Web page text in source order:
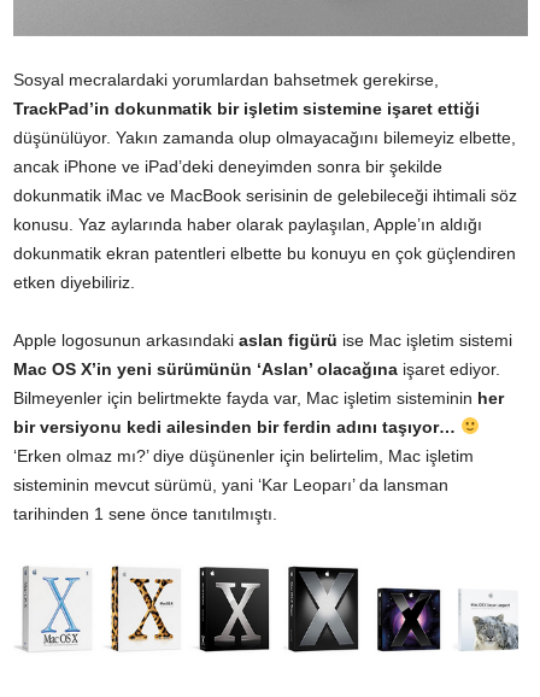
Sosyal mecralardaki yorumlardan bahsetmek gerekirse,
TrackPad’in dokunmatik bir işletim sistemine işaret ettiği
düşünülüyor. Yakın zamanda olup olmayacağını bilemeyiz elbette,
ancak iPhone ve iPad’deki deneyimden sonra bir şekilde
dokunmatik iMac ve MacBook serisinin de gelebileceği ihtimali söz
konusu. Yaz aylarında haber olarak paylaşılan, Apple’ın aldığı
dokunmatik ekran patentleri elbette bu konuyu en çok güçlendiren
etken diyebiliriz.
Apple logosunun arkasındaki aslan figürü ise Mac işletim sistemi
Mac OS X’in yeni sürümünün ‘Aslan’ olacağına işaret ediyor.
Bilmeyenler için belirtmekte fayda var, Mac işletim sisteminin her
bir versiyonu kedi ailesinden bir ferdin adını taşıyor…
‘Erken olmaz mı?’ diye düşünenler için belirtelim, Mac işletim
sisteminin mevcut sürümü, yani ‘Kar Leoparı’ da lansman
tarihinden 1 sene önce tanıtılmıştı.